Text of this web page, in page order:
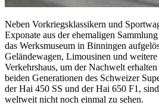
Neben Vorkriegsklassikern und
Exponate aus der ehemaligen
das Werksmuseum in Binningen
Geländewagen, Limousinen und weitere
Verkehrshaus, um der Nachwelt
beiden Generationen des Schweizer
der Hai 450 SS und der Hai 650 F1,
weltweit nicht noch einmal zu sehen.